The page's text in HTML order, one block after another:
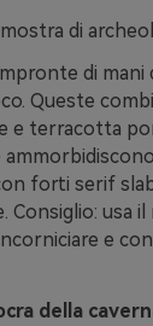
di
di mani
Queste
e terracotta
forti serif
Consiglio: usa
e
della